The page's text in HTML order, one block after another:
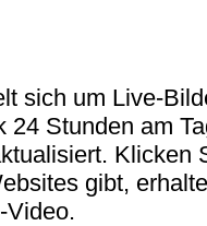
sich um Live-
24 Stunden am
Klicken
gibt,
Video.